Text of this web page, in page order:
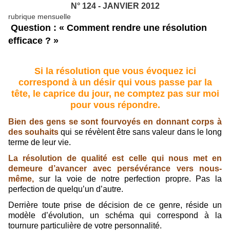
N° 124 - JANVIER 2012
rubrique mensuelle
Question : « Comment rendre une résolution
efficace ? »
Si la résolution que vous évoquez ici
correspond à un désir qui vous passe par la
tête, le caprice du jour, ne comptez pas sur moi
pour vous répondre.
Bien des gens se sont fourvoyés en donnant corps à
des souhaitsqui se révèlent être sans valeur dans le long
terme de leur vie.
La résolution de qualité est celle qui nous met en
demeure d’avancer avec persévérance vers nous-
même, sur la voie de notre perfection propre. Pas la
perfection de quelqu’un d’autre.
Derrière toute prise de décision de ce genre, réside un
modèle d’évolution, un schéma qui correspond à la
tournure particulière de votre personnalité.